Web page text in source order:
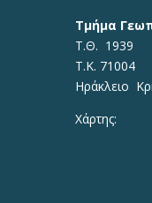
Τμήμα
Τ.Θ. 1939
Τ.Κ. 71004
Ηράκλειο
Χάρτης: